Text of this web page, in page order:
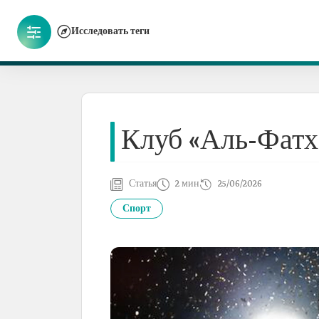
Исследовать теги
Клуб «Аль-
Статья 2 мин 25/06/2026
Спорт